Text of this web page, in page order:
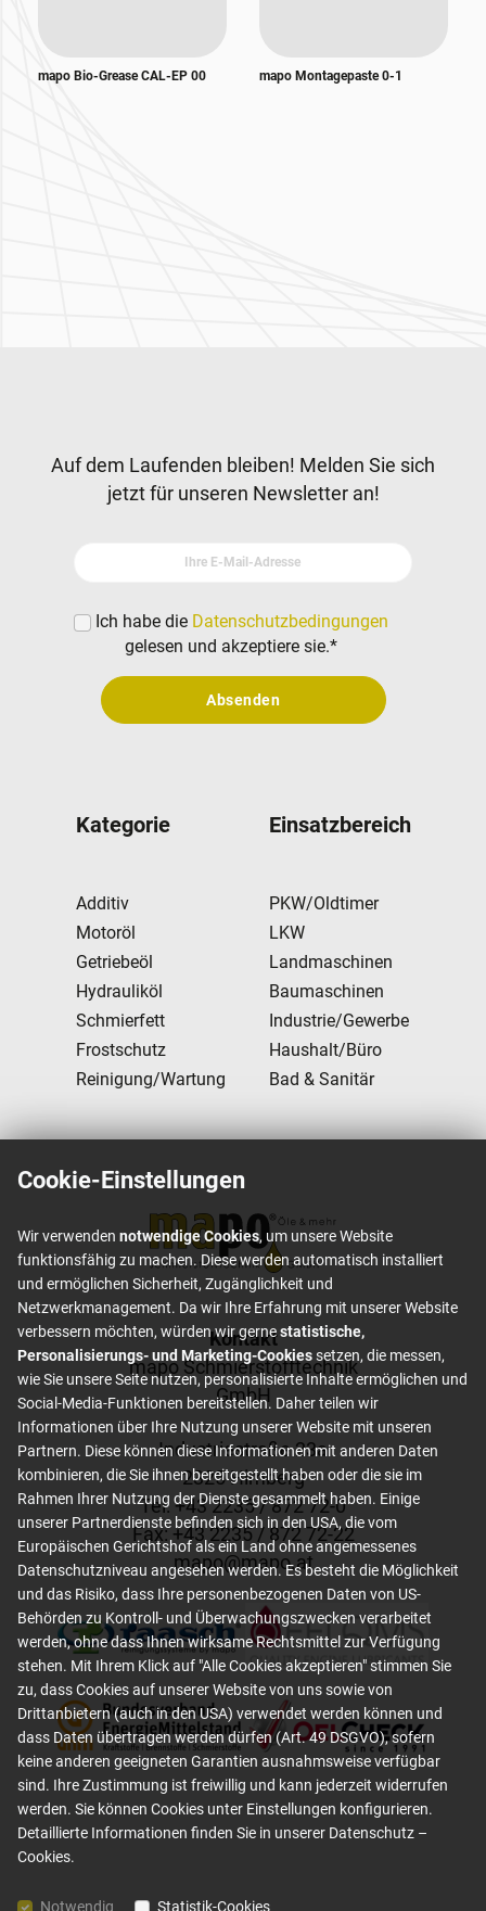
mapo Bio-Grease CAL-EP 00 mapo Montagepaste 0-1
Kategorie
Additiv
Motoröl
Getriebeöl
Hydrauliköl
Schmierfett
Frostschutz
Reinigung/Wartung
Einsatzbereich
PKW/Oldtimer
LKW
Landmaschinen
Baumaschinen
Industrie/Gewerbe
Haushalt/Büro
Bad & Sanitär
Newsletter
Auf dem Laufenden bleiben! Melden Sie sich
jetzt für unseren Newsletter an!
Ihre E-Mail-Adresse
Ich habe die Datenschutzbedingungen
gelesen und akzeptiere sie.*
Absenden
Footer content
Kontakt
mapo Schmierstofftechnik
GmbH
Industriestraße 23a
2325 Himberg
Tel: +43 2235 / 872 72-0
Fax: +43 2235 / 872 72-22
mapo@mapo.at
Cookie-Einstellungen
Wir verwenden notwendige Cookies, um unsere Website
funktionsfähig zu machen. Diese werden automatisch installiert
und ermöglichen Sicherheit, Zugänglichkeit und
Netzwerkmanagement. Da wir Ihre Erfahrung mit unserer Website
verbessern möchten, würden wir gernestatistische,
Personalisierungs- und Marketing-Cookiessetzen, die messen,
wie Sie unsere Seite nutzen, personalisierte Inhalte ermöglichen und
Social-Media-Funktionen bereitstellen. Daher teilen wir
Informationen über Ihre Nutzung unserer Website mit unseren
Partnern. Diese können diese Informationen mit anderen Daten
kombinieren, die Sie ihnen bereitgestellt haben oder die sie im
Rahmen Ihrer Nutzung der Dienste gesammelt haben. Einige
unserer Partnerdienste befinden sich in den USA, die vom
Europäischen Gerichtshof als ein Land ohne angemessenes
Datenschutzniveau angesehen werden. Es besteht die Möglichkeit
und das Risiko, dass Ihre personenbezogenen Daten von US-
Behörden zu Kontroll- und Überwachungszwecken verarbeitet
werden, ohne dass Ihnen wirksame Rechtsmittel zur Verfügung
stehen. Mit Ihrem Klick auf "Alle Cookies akzeptieren" stimmen Sie
zu, dass Cookies auf unserer Website von uns sowie von
Drittanbietern (auch in den USA) verwendet werden können und
dass Daten übertragen werden dürfen (Art. 49 DSGVO), sofern
keine anderen geeigneten Garantien ausnahmsweise verfügbar
sind. Ihre Zustimmung ist freiwillig und kann jederzeit widerrufen
werden. Sie können Cookies unter Einstellungen konfigurieren.
Detaillierte Informationen finden Sie in unserer Datenschutz –
Cookies.
Notwendig Statistik-Cookies